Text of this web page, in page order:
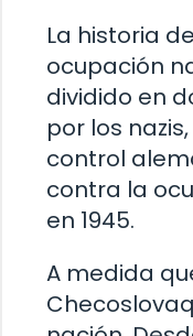
La historia
ocupación
dividido en
por los
control
contra la
en 1945.
A medida